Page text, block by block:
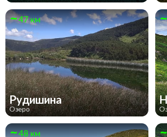
47 км
Рудишина
Озеро
48 км